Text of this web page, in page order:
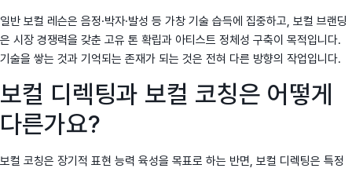
일반 보컬 레슨은 음정·박자·발성 등 가창 기술 습득에 집중하고, 보컬 브랜딩
은 시장 경쟁력을 갖춘 고유 톤 확립과 아티스트 정체성 구축이 목적입니다.
기술을 쌓는 것과 기억되는 존재가 되는 것은 전혀 다른 방향의 작업입니다.
보컬 디렉팅과 보컬 코칭은 어떻게
다른가요?
보컬 코칭은 장기적 표현 능력 육성을 목표로 하는 반면, 보컬 디렉팅은 특정